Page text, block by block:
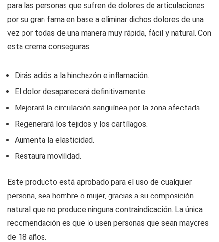
para las personas que sufren de dolores de articulaciones
por su gran fama en base a eliminar dichos dolores de una
vez por todas de una manera muy rápida, fácil y natural. Con
esta crema conseguirás:
Dirás adiós a la hinchazón e inflamación.
El dolor desaparecerá definitivamente.
Mejorará la circulación sanguínea por la zona afectada.
Regenerará los tejidos y los cartílagos.
Aumenta la elasticidad.
Restaura movilidad.
Este producto está aprobado para el uso de cualquier
persona, sea hombre o mujer, gracias a su composición
natural que no produce ninguna contraindicación. La única
recomendación es que lo usen personas que sean mayores
de 18 años.